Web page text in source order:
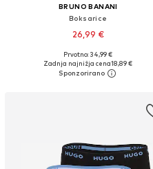
BRUNO BANANI
Boksarice
26,99 €
Dodaj v košarico
Prvotno: 34,99 €
Zadnja najnižja cena18,89 €